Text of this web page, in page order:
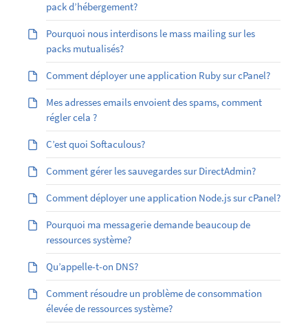
pack d’hébergement?
Pourquoi nous interdisons le mass mailing sur les
packs mutualisés?
Comment déployer une application Ruby sur cPanel?
Mes adresses emails envoient des spams, comment
régler cela ?
C’est quoi Softaculous?
Comment gérer les sauvegardes sur DirectAdmin?
Comment déployer une application Node.js sur cPanel?
Pourquoi ma messagerie demande beaucoup de
ressources système?
Qu’appelle-t-on DNS?
Comment résoudre un problème de consommation
élevée de ressources système?